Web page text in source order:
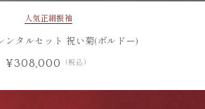
人気 正絹振袖
ンタルセット 祝い菊(ボルドー)
¥308,000 （税込）